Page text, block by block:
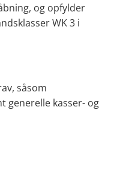
og opfylder
WK 3 i
såsom
generelle kasser- og